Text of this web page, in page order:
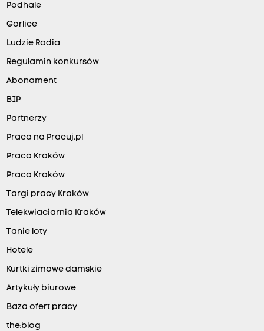
Podhale
Gorlice
Ludzie Radia
Regulamin konkursów
Abonament
BIP
Partnerzy
Praca na Pracuj.pl
Praca Kraków
Praca Kraków
Targi pracy Kraków
Telekwiaciarnia Kraków
Tanie loty
Hotele
Kurtki zimowe damskie
Artykuły biurowe
Baza ofert pracy
the:blog